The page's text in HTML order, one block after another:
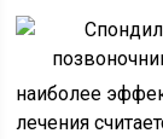
наиболее
лечения